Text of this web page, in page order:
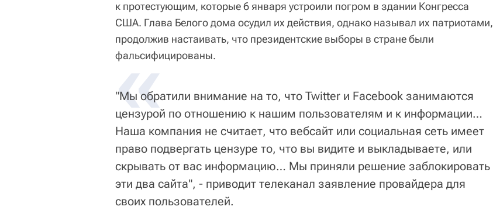
к протестующим, которые 6 января устроили погром в здании Конгресса
США. Глава Белого дома осудил их действия, однако называл их патриотами,
продолжив настаивать, что президентские выборы в стране были
фальсифицированы.
«
"Мы обратили внимание на то, что Twitter и Facebook занимаются
цензурой по отношению к нашим пользователям и к информации…
Наша компания не считает, что вебсайт или социальная сеть имеет
право подвергать цензуре то, что вы видите и выкладываете, или
скрывать от вас информацию… Мы приняли решение заблокировать
эти два сайта", - приводит телеканал заявление провайдера для
своих пользователей.